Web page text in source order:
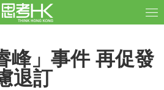
峰」事件 再促發
退訂